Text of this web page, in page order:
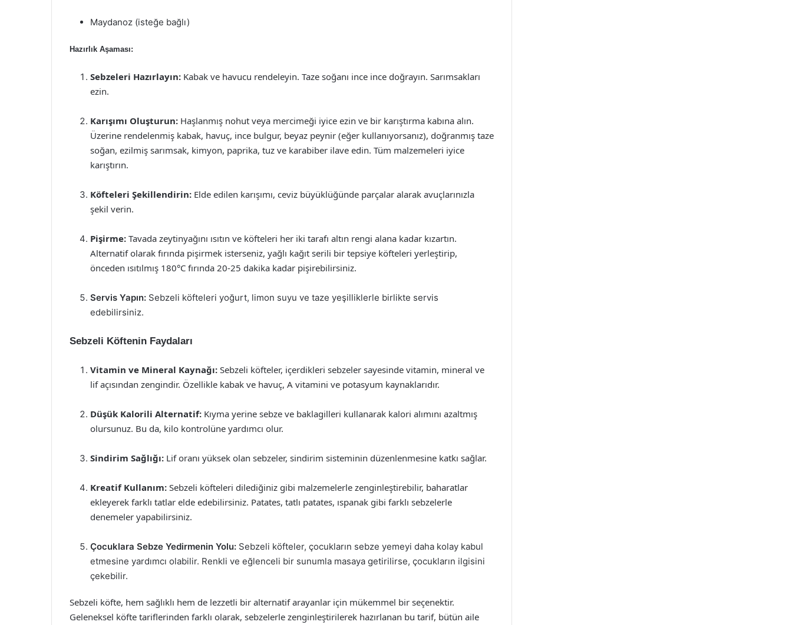
Maydanoz (isteğe bağlı)
Hazırlık Aşaması:
Sebzeleri Hazırlayın: Kabak ve havucu rendeleyin. Taze soğanı ince ince doğrayın. Sarımsakları
ezin.
Karışımı Oluşturun: Haşlanmış nohut veya mercimeği iyice ezin ve bir karıştırma kabına alın.
Üzerine rendelenmiş kabak, havuç, ince bulgur, beyaz peynir (eğer kullanıyorsanız), doğranmış taze
soğan, ezilmiş sarımsak, kimyon, paprika, tuz ve karabiber ilave edin. Tüm malzemeleri iyice
karıştırın.
Köfteleri Şekillendirin: Elde edilen karışımı, ceviz büyüklüğünde parçalar alarak avuçlarınızla
şekil verin.
Pişirme: Tavada zeytinyağını ısıtın ve köfteleri her iki tarafı altın rengi alana kadar kızartın.
Alternatif olarak fırında pişirmek isterseniz, yağlı kağıt serili bir tepsiye köfteleri yerleştirip,
önceden ısıtılmış 180°C fırında 20-25 dakika kadar pişirebilirsiniz.
Servis Yapın: Sebzeli köfteleri yoğurt, limon suyu ve taze yeşilliklerle birlikte servis
edebilirsiniz.
Sebzeli Köftenin Faydaları
Vitamin ve Mineral Kaynağı: Sebzeli köfteler, içerdikleri sebzeler sayesinde vitamin, mineral ve
lif açısından zengindir. Özellikle kabak ve havuç, A vitamini ve potasyum kaynaklarıdır.
Düşük Kalorili Alternatif: Kıyma yerine sebze ve baklagilleri kullanarak kalori alımını azaltmış
olursunuz. Bu da, kilo kontrolüne yardımcı olur.
Sindirim Sağlığı: Lif oranı yüksek olan sebzeler, sindirim sisteminin düzenlenmesine katkı sağlar.
Kreatif Kullanım: Sebzeli köfteleri dilediğiniz gibi malzemelerle zenginleştirebilir, baharatlar
ekleyerek farklı tatlar elde edebilirsiniz. Patates, tatlı patates, ıspanak gibi farklı sebzelerle
denemeler yapabilirsiniz.
Çocuklara Sebze Yedirmenin Yolu: Sebzeli köfteler, çocukların sebze yemeyi daha kolay kabul
etmesine yardımcı olabilir. Renkli ve eğlenceli bir sunumla masaya getirilirse, çocukların ilgisini
çekebilir.
Sebzeli köfte, hem sağlıklı hem de lezzetli bir alternatif arayanlar için mükemmel bir seçenektir.
Geleneksel köfte tariflerinden farklı olarak, sebzelerle zenginleştirilerek hazırlanan bu tarif, bütün aile